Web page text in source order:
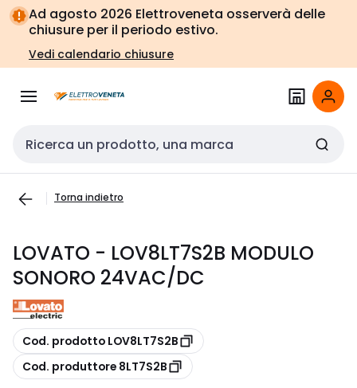
Vai alla
navigazione
Vai
alla
pagina
Ad agosto 2026 Elettroveneta osserverà delle
chiusure per il periodo estivo.
Vedi calendario chiusure
Cerca input
Torna indietro
LOVATO - LOV8LT7S2B MODULO
SONORO 24VAC/DC
copia
Cod. prodotto LOV8LT7S2B
copia
Cod. produttore 8LT7S2B